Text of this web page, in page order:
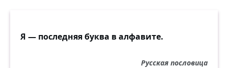
Я — последняя буква в алфавите.
Русская пословица